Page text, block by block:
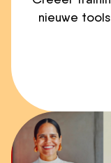
nieuwe